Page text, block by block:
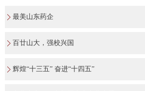
最美山东药企
百廿山大，强校兴国
辉煌“十三五” 奋进“十四五”